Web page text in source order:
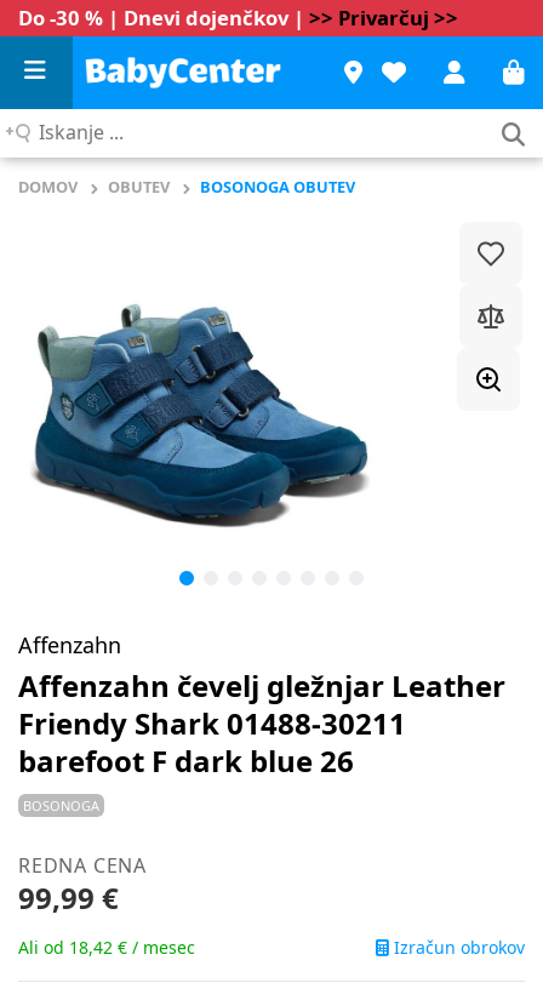
Do -30 % | Dnevi dojenčkov | >> Privarčuj >>
Iskanje
DOMOV OBUTEV BOSONOGA OBUTEV
Affenzahn
Affenzahn čevelj gležnjar Leather
Friendy Shark 01488-30211
barefoot F dark blue 26
BOSONOGA
REDNA CENA
99,99 €
Ali od 18,42 € / mesec Izračun obrokov